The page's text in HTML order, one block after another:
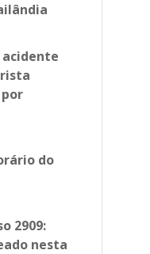
do
2909:
nesta